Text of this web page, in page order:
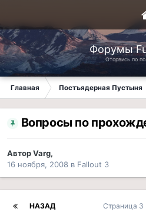
Форумы
Оторвись по
Главная Постъядерная Пустыня
Вопросы по
АвторVarg,
16 ноября, 2008 в Fallout 3
НАЗАД Страница 3